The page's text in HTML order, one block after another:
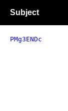
Subject
PMg3ENDc